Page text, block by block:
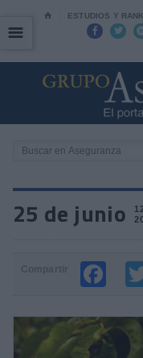
⌂ ESTUDIOS Y
 
☰
☰
25 de junio